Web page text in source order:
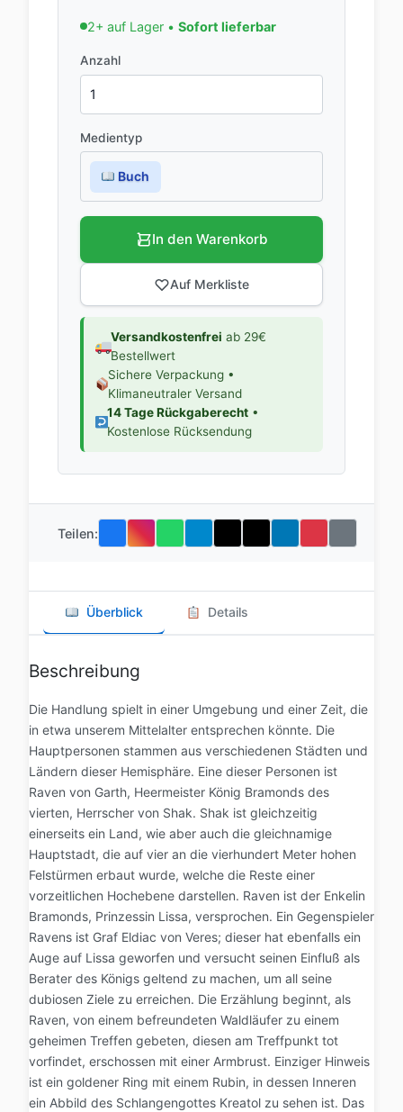
2+ auf Lager • Sofort lieferbar
Anzahl
Medientyp
Buch
In den Warenkorb
Auf Merkliste
Versandkostenfrei ab 29€
Bestellwert
Sichere Verpackung •
Klimaneutraler Versand
14 Tage Rückgaberecht•
Kostenlose Rücksendung
Teilen:
Überblick Details
Beschreibung
Die Handlung spielt in einer Umgebung und einer Zeit, die
in etwa unserem Mittelalter entsprechen könnte. Die
Hauptpersonen stammen aus verschiedenen Städten und
Ländern dieser Hemisphäre. Eine dieser Personen ist
Raven von Garth, Heermeister König Bramonds des
vierten, Herrscher von Shak. Shak ist gleichzeitig
einerseits ein Land, wie aber auch die gleichnamige
Hauptstadt, die auf vier an die vierhundert Meter hohen
Felstürmen erbaut wurde, welche die Reste einer
vorzeitlichen Hochebene darstellen. Raven ist der Enkelin
Bramonds, Prinzessin Lissa, versprochen. Ein Gegenspieler
Ravens ist Graf Eldiac von Veres; dieser hat ebenfalls ein
Auge auf Lissa geworfen und versucht seinen Einfluß als
Berater des Königs geltend zu machen, um all seine
dubiosen Ziele zu erreichen. Die Erzählung beginnt, als
Raven, von einem befreundeten Waldläufer zu einem
geheimen Treffen gebeten, diesen am Treffpunkt tot
vorfindet, erschossen mit einer Armbrust. Einziger Hinweis
ist ein goldener Ring mit einem Rubin, in dessen Inneren
ein Abbild des Schlangengottes Kreatol zu sehen ist. Das